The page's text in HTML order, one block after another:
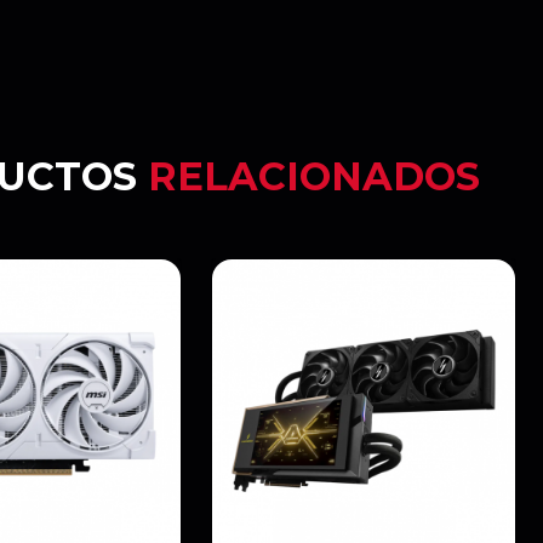
RELACIONADOS